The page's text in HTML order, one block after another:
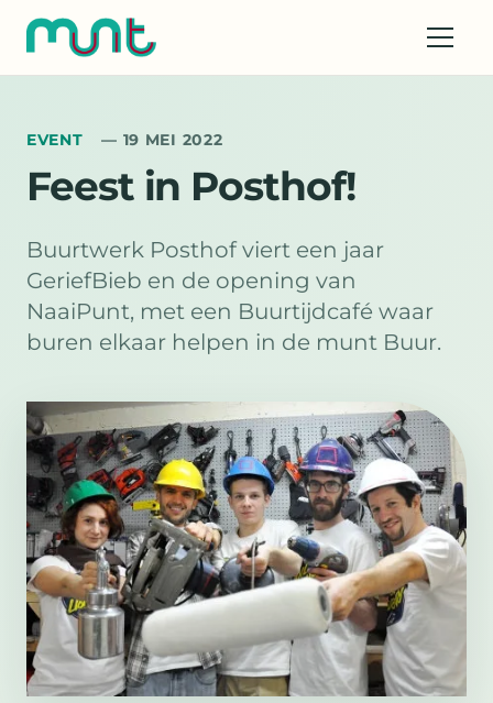
EVENT — 19 MEI 2022
Feest in Posthof!
Buurtwerk Posthof viert een jaar
GeriefBieb en de opening van
NaaiPunt, met een Buurtijdcafé waar
buren elkaar helpen in de munt Buur.